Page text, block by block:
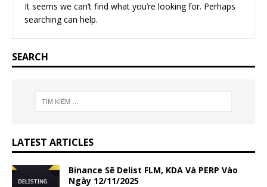
It seems we can’t find what you’re looking for. Perhaps
searching can help.
SEARCH
LATEST ARTICLES
Binance Sẽ Delist FLM, KDA Và PERP Vào
Ngày 12/11/2025